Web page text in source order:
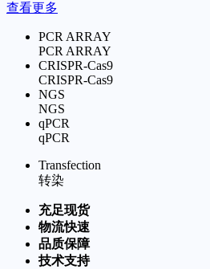
查看更多
PCR ARRAY
PCR ARRAY
CRISPR-Cas9
CRISPR-Cas9
NGS
NGS
qPCR
qPCR
Transfection
转染
充足现货
物流快速
品质保障
技术支持